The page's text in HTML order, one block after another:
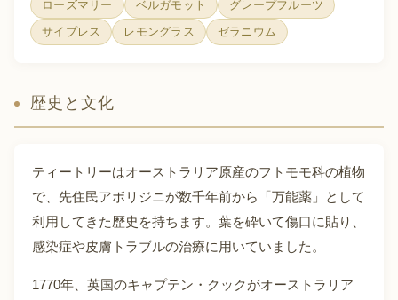
ローズマリー
ベルガモット
グレープフルーツ
サイプレス
レモングラス ゼラニウム
歴史と文化
ティートリーはオーストラリア原産のフトモモ科の植物
で、先住民アボリジニが数千年前から「万能薬」として
利用してきた歴史を持ちます。葉を砕いて傷口に貼り、
感染症や皮膚トラブルの治療に用いていました。
1770年、英国のキャプテン・クックがオーストラリア